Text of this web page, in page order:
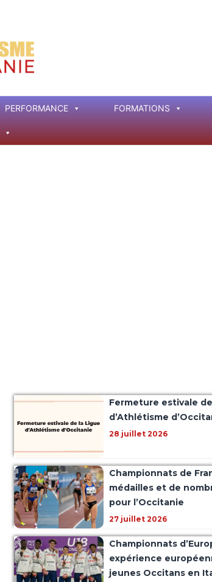
PERFORMANCE FORMATIONS
Fermeture estivale
d’Athlétisme
28 juillet 2026
Championnats de
médailles et de
pour l’Occitanie
27 juillet 2026
Championnats
expérience
jeunes Occitans en